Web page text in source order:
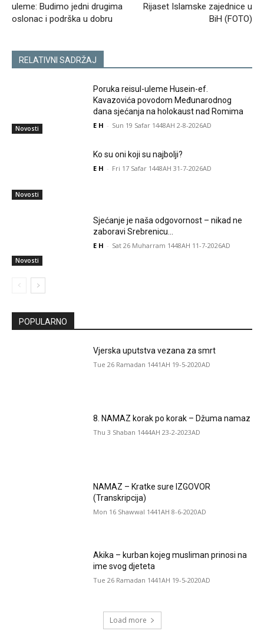
uleme: Budimo jedni drugima
oslonac i podrška u dobru
Rijaset Islamske zajednice u
BiH (FOTO)
RELATIVNI SADRŽAJ
Novosti
Poruka reisul-uleme Husein-ef.
Kavazovića povodom Međunarodnog
dana sjećanja na holokaust nad Romima
E H - Sun 19 Safar 1448AH 2-8-2026AD
Novosti
Ko su oni koji su najbolji?
E H - Fri 17 Safar 1448AH 31-7-2026AD
Novosti
Sjećanje je naša odgovornost – nikad ne
zaboravi Srebrenicu…
E H - Sat 26 Muharram 1448AH 11-7-2026AD
POPULARNO
Vjerska uputstva vezana za smrt
Tue 26 Ramadan 1441AH 19-5-2020AD
8. NAMAZ korak po korak – Džuma namaz
Thu 3 Shaban 1444AH 23-2-2023AD
NAMAZ – Kratke sure IZGOVOR
(Transkripcija)
Mon 16 Shawwal 1441AH 8-6-2020AD
Akika – kurban kojeg musliman prinosi na
ime svog djeteta
Tue 26 Ramadan 1441AH 19-5-2020AD
Load more